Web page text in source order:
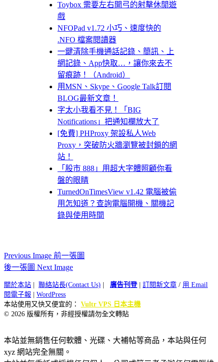
Toybox 需要左右開弓的射擊休閒遊
戲
NFOPad v1.72 小巧、速度快的
.NFO 檔案閱讀器
一鍵清除手機通話記錄、簡訊、上
網記錄、App快取…，讓你來去不
留痕跡！（Android）
用MSN、Skype、Google Talk訂閱
BLOG最新文章！
字太小我看不見！「BIG
Notifications」把通知欄放大了
[免費] PHProxy 架設私人Web
Proxy，突破防火牆瀏覽被封鎖的網
站！
「股市 888」用超大字體照顧你看
盤的眼睛
TurnedOnTimesView v1.42 電腦被偷
用怎知道？查詢電腦開機、關機記
錄與使用時間
Previous Image 前一張圖
後一張圖 Next Image
關於本站 聯絡站長(Contact Us) 廣告刊登| 訂閱新文章 / 用 Email
閱電子報
WordPress
本站使用又快又便宜的： Vultr VPS 日本主機
© 2026 版權所有，非經授權請勿全文轉貼
本站並無銷售任何軟體、光碟、大補帖等商品，本站與任何
xyz 網站完全無關。